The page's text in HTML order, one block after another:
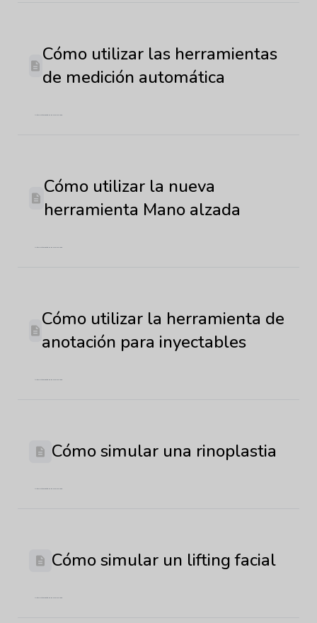
Cómo utilizar las herramientas
de medición automática
Última actualización: 22 de mayo de 2026
Cómo utilizar la nueva
herramienta Mano alzada
Última actualización: 22 de mayo de 2026
Cómo utilizar la herramienta de
anotación para inyectables
Última actualización: 29 de mayo de 2026
Cómo simular una rinoplastia
Última actualización: 22 de mayo de 2026
Cómo simular un lifting facial
Última actualización: 29 de mayo de 2026